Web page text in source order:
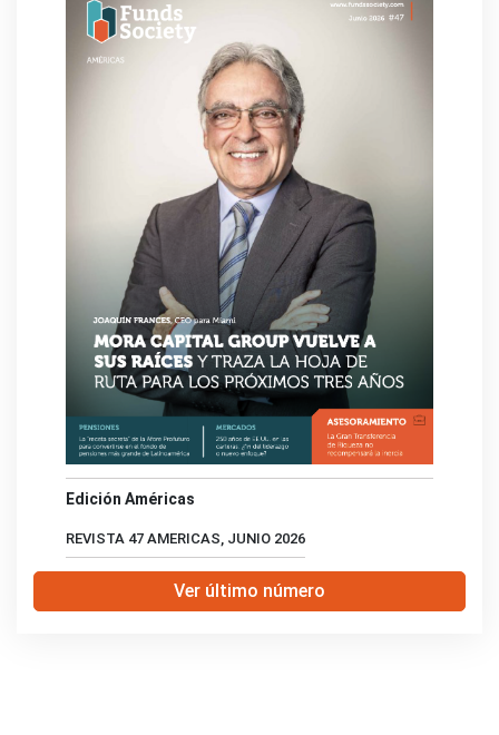
Edición Américas
REVISTA 47 AMERICAS, JUNIO 2026
Ver último número